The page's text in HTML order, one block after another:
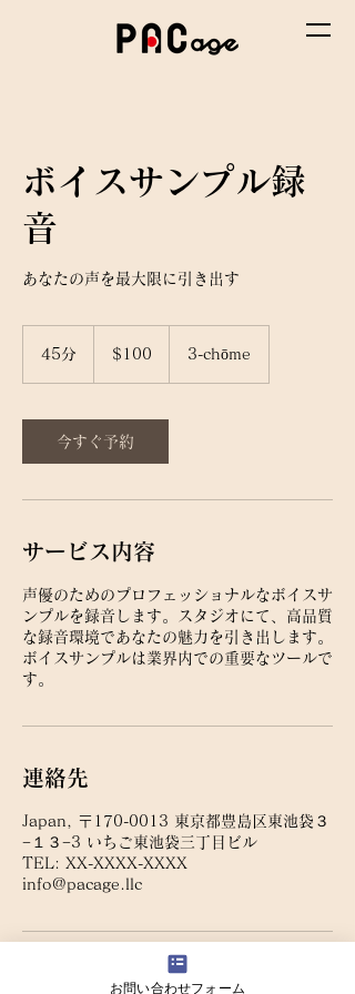
ボイスサンプル録
音
あなたの声を最大限に引き出す
45分 $100 3-chōme
今すぐ予約
サービス内容
声優のためのプロフェッショナルなボイスサ
ンプルを録音します。スタジオにて、高品質
な録音環境であなたの魅力を引き出します。
ボイスサンプルは業界内での重要なツールで
す。
連絡先
Japan, 〒170-0013 東京都豊島区東池袋３
−１３−3 いちご東池袋三丁目ビル
TEL: XX-XXXX-XXXX
info@pacage.llc
お問い合わせフォーム